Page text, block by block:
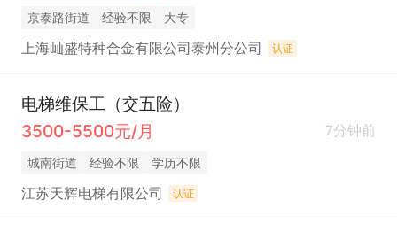
京泰路街道 经验不限 大专
上海屾盛特种合金有限公司泰州分公司 认证
电梯维保工（交五险）
3500-5500元/月
7分钟前
城南街道 经验不限 学历不限
江苏天辉电梯有限公司 认证